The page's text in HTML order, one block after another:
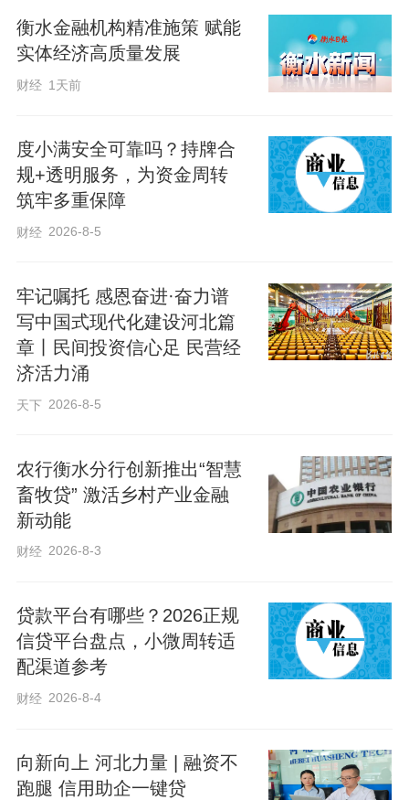
衡水金融机构精准施策 赋能
实体经济高质量发展
财经 1天前
度小满安全可靠吗？持牌合
规+透明服务，为资金周转
筑牢多重保障
财经 2026-8-5
牢记嘱托 感恩奋进·奋力谱
写中国式现代化建设河北篇
章丨民间投资信心足 民营经
济活力涌
天下 2026-8-5
农行衡水分行创新推出“智慧
畜牧贷” 激活乡村产业金融
新动能
财经 2026-8-3
贷款平台有哪些？2026正规
信贷平台盘点，小微周转适
配渠道参考
财经 2026-8-4
向新向上 河北力量 | 融资不
跑腿 信用助企一键贷